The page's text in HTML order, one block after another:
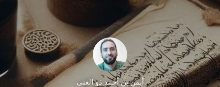
أيمن بن أحمد ذو الغنى